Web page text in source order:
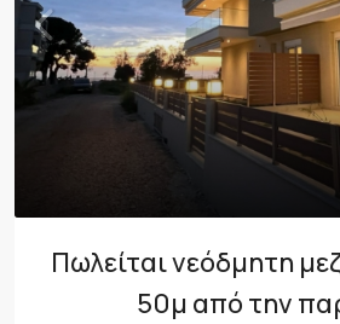
Πωλείται νεόδμητη
50μ από την